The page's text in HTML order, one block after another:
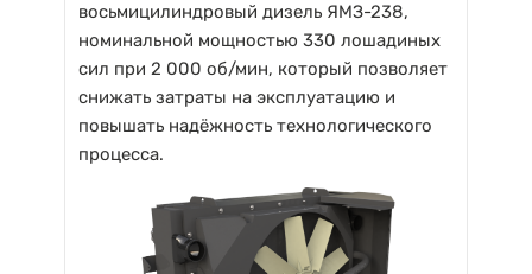
восьмицилиндровый дизель ЯМЗ-238,
номинальной мощностью 330 лошадиных
сил при 2 000 об/мин, который позволяет
снижать затраты на эксплуатацию и
повышать надёжность технологического
процесса.